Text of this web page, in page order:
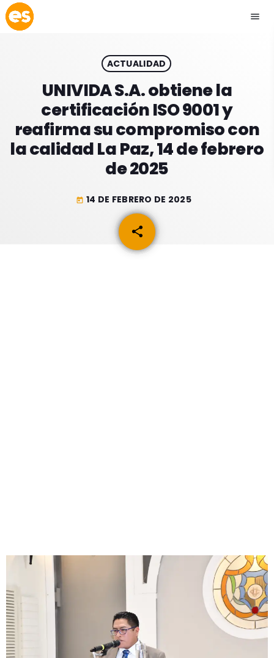
menu
EMISIÓN LA PAZ
EMISIÓN COCHABAMBA
ACTUALIDAD
UNIVIDA S.A. obtiene la
certificación ISO 9001 y
reafirma su compromiso con
la calidad La Paz, 14 de febrero
de 2025
today 14 DE FEBRERO DE 2025
share
email